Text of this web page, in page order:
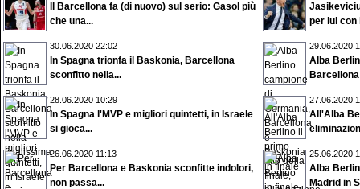
Il Barcellona fa (di nuovo) sul serio: Gasol più
che una...
per lui con
30.06.2020 22:02
In Spagna trionfa il Baskonia, Barcellona
sconfitto nella...
29.06.2020
Alba
28.06.2020 10:29
In Spagna l'MVP e migliori quintetti, in Israele
si gioca...
27.06.2020
All'Alba
26.06.2020 11:13
Per Barcellona e Baskonia sconfitte indolori,
non passa...
25.06.2020
Alba
Madrid in